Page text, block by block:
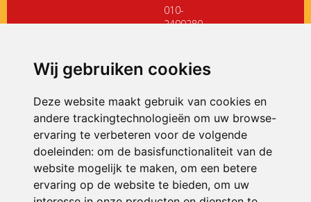
Wij gebruiken cookies
Deze website maakt gebruik van cookies en
andere trackingtechnologieën om uw browse-
ervaring te verbeteren voor de volgende
doeleinden: om de basisfunctionaliteit van de
website mogelijk te maken, om een betere
ervaring op de website te bieden, om uw
010-
2499280
ONDERDEEL VAN